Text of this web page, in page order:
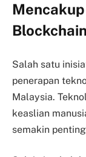
Blockchain
Salah satu
penerapan
Malaysia.
keaslian
semakin